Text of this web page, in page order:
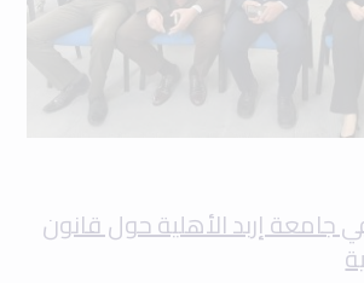
جامعة إربد الأهلية حول قانون